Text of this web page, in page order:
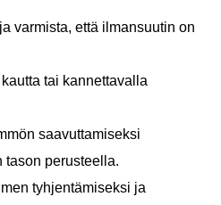
ja varmista, että ilmansuutin on
tai kannettavalla
saavuttamiseksi
tason perusteella.
tyhjentämiseksi ja